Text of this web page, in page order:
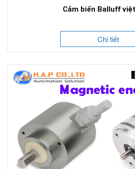
Cảm biến Balluff
Chi tiết